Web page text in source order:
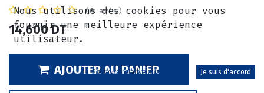
(0 avis)
14,600DT
AJOUTER AU PANIER
Nous utilisons des cookies pour vous
fournir une meilleure expérience
utilisateur.
Politique relative aux cookies Je suis d'accord